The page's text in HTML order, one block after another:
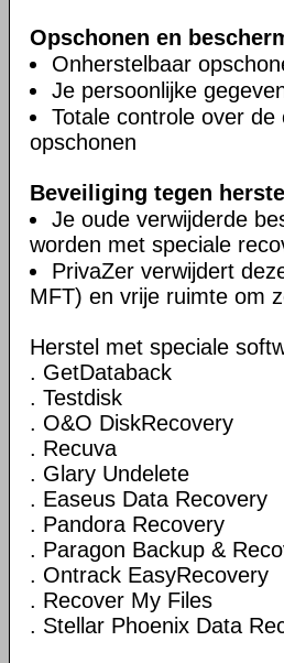
Opschonen en
Onherstelbaar
Je persoonlijke
Totale controle over
opschonen
Beveiliging tegen
Je oude verwijderde
worden met speciale
PrivaZer verwijdert
MFT) en vrije ruimte om
Herstel met speciale
. GetDataback
. Testdisk
. O&O DiskRecovery
. Recuva
. Glary Undelete
. Easeus Data Recovery
. Pandora Recovery
. Paragon Backup &
. Ontrack EasyRecovery
. Recover My Files
. Stellar Phoenix Data